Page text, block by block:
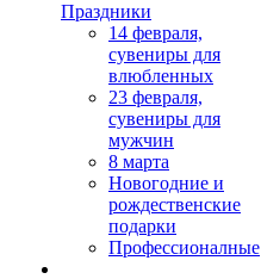
Праздники
14 февраля,
сувениры для
влюбленных
23 февраля,
сувениры для
мужчин
8 марта
Новогодние и
рождественские
подарки
Профессионалные